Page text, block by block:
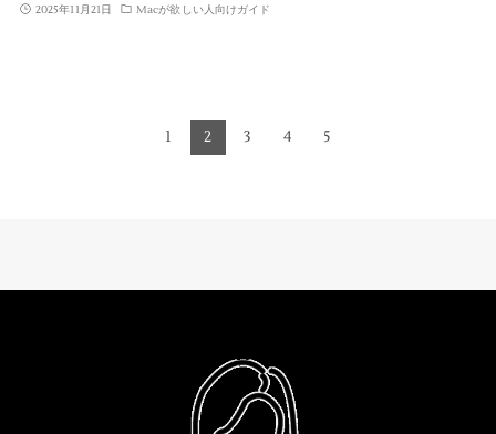
2025年11月21日 Macが欲しい人向けガイド
1 2 3 4 5